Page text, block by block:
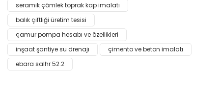
Yorum Yaz
Ürün resmi kalitesiz, bozuk veya görüntülenemiyor.
Ürün açıklamasında eksik bilgiler bulunuyor.
Ürün bilgilerinde hatalar bulunuyor.
Ürün fiyatı diğer sitelerden daha pahalı.
Bu ürüne benzer farklı alternatifler olmalı.
seramik çömlek toprak kap imalatı
balık çiftliği üretim tesisi
çamur pompa hesabı ve özellikleri
inşaat şantiye su drenajı
çimento ve beton imalatı
ebara salhr 52.2